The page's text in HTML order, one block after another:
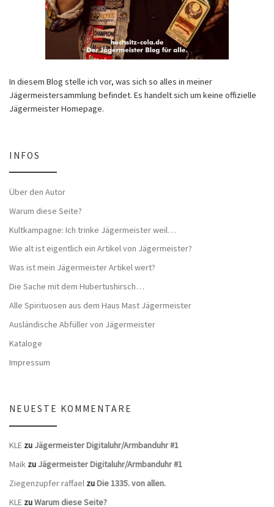
In diesem Blog stelle ich vor, was sich so alles in meiner
Jägermeistersammlung befindet. Es handelt sich um keine offizielle
Jägermeister Homepage.
INFOS
Über den Autor
Warum diese Seite?
Kultkampagne: Ich trinke Jägermeister weil…
Wie alt ist eigentlich ein Artikel von Jägermeister?
Was ist mein Jägermeister Artikel wert?
Die Sache mit dem Hubertushirsch…
Alle Spirituosen aus dem Haus Mast Jägermeister
Ausländische Abfüller von Jägermeister
Kataloge
Impressum
NEUESTE KOMMENTARE
KLE zu Jägermeister Digitaluhr/Armbanduhr #1
Maik zu Jägermeister Digitaluhr/Armbanduhr #1
Ziegenzupfer raffael zuDie 1335. von allen.
KLE zuWarum diese Seite?